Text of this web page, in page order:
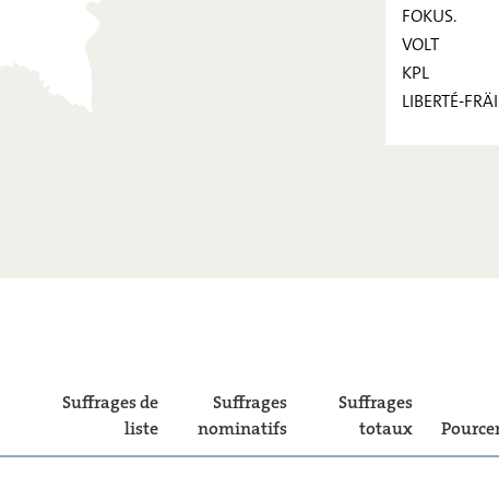
déi Lénk
PIRATEN
FOKUS.
VOLT
KPL
LIBERTÉ-
Suffrages de
liste
Suffrages
nominatifs
Suffrages
totaux